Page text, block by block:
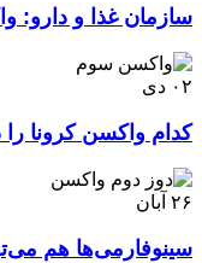
سازمان غذا و دارو:
۰۲ دی
کدام واکسن کرونا
۲۶ آبان
سینوفارمی‌ها هم